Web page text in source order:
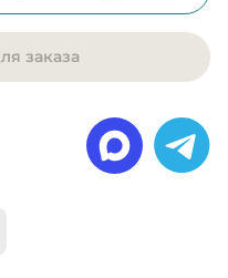
заказа